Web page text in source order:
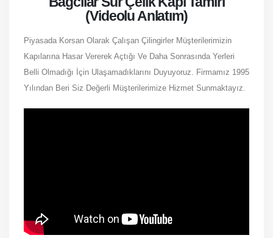
(Videolu Anlatım)
Piyasada Korsan Olarak Çalışan Çilingirler Müşterilerimizin
Kapılarına Hasar Vererek Açtığı Ve Daha Sonrasında Yerleri
Belli Olmadığı İçin Ulaşamadıklarını Duyuyoruz. Firmamız 1995
Yılından Beri Siz Değerli Müşterilerimize Hizmet Sunmaktayız.